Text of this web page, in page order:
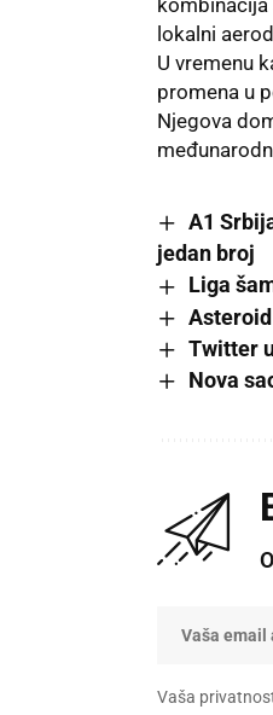
lokalni
U vremenu
promena u
Njegova
A1
jedan broj
Liga
Twitter
Nova
Vaša